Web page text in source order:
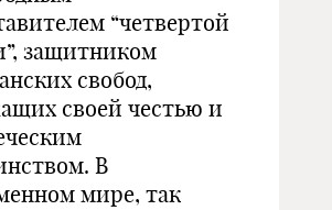
“четвертой
защитником
свобод,
своей честью и
В
мире, так